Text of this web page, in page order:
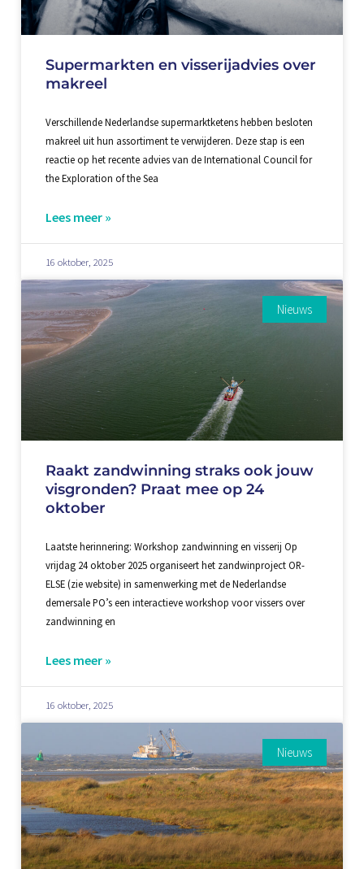
Supermarkten en visserijadvies over
makreel
Verschillende Nederlandse supermarktketens hebben besloten
makreel uit hun assortiment te verwijderen. Deze stap is een
reactie op het recente advies van de International Council for
the Exploration of the Sea
Lees meer »
16 oktober, 2025
Nieuws
Raakt zandwinning straks ook jouw
visgronden? Praat mee op 24
oktober
Laatste herinnering: Workshop zandwinning en visserij Op
vrijdag 24 oktober 2025 organiseert het zandwinproject OR-
ELSE (zie website) in samenwerking met de Nederlandse
demersale PO’s een interactieve workshop voor vissers over
zandwinning en
Lees meer »
16 oktober, 2025
Nieuws